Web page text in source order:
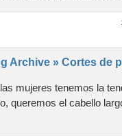
Archive » Cortes de
mujeres tenemos la
queremos el cabello